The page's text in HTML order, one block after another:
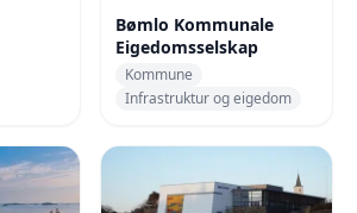
Bømlo Kommunale
Eigedomsselskap
Kommune
Infrastruktur og eigedom